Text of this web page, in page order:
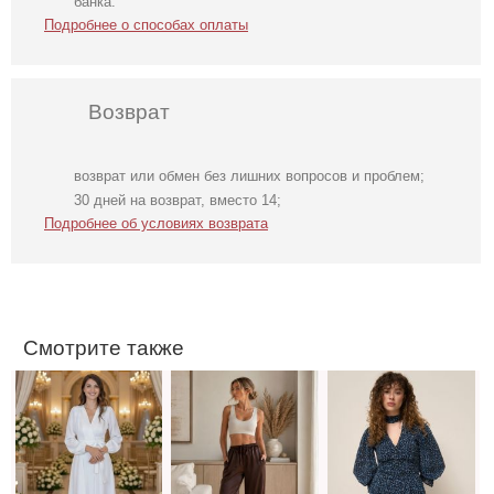
Подробнее о способах оплаты
Возврат
возврат или обмен без лишних вопросов и проблем;
30 дней на возврат, вместо 14;
Подробнее об условиях возврата
Смотрите также
Длинное белое
вечернее платье
на запах для
Классические
шоколадные
шелковые летние